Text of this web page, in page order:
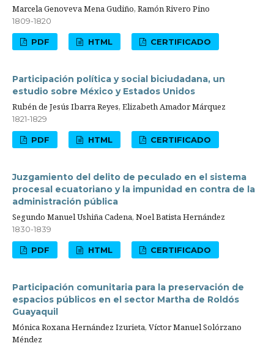
Marcela Genoveva Mena Gudiño, Ramón Rivero Pino
1809-1820
PDF HTML CERTIFICADO
Participación política y social biciudadana, un
estudio sobre México y Estados Unidos
Rubén de Jesús Ibarra Reyes, Elizabeth Amador Márquez
1821-1829
PDF HTML CERTIFICADO
Juzgamiento del delito de peculado en el sistema
procesal ecuatoriano y la impunidad en contra de la
administración pública
Segundo Manuel Ushiña Cadena, Noel Batista Hernández
1830-1839
PDF HTML CERTIFICADO
Participación comunitaria para la preservación de
espacios públicos en el sector Martha de Roldós
Guayaquil
Mónica Roxana Hernández Izurieta, Víctor Manuel Solórzano
Méndez